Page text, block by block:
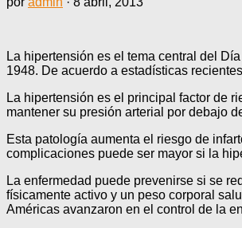
La hipertensión es el tema central del
1948. De acuerdo a estadísticas
La hipertensión es el principal factor de
mantener su presión arterial por debajo
Esta patología aumenta el riesgo de
complicaciones puede ser mayor si la
La enfermedad puede prevenirse si se
físicamente activo y un peso corporal
Américas avanzaron en el control de la